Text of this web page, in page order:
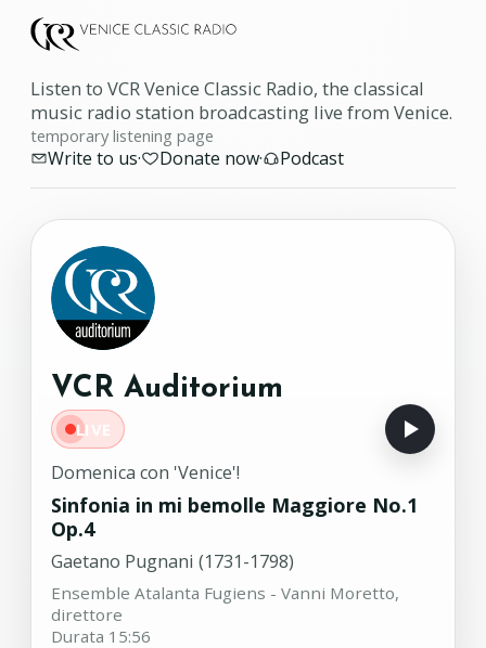
Listen to VCR Venice Classic Radio, the classical
music radio station broadcasting live from Venice.
temporary listening page
Write to us· Donate now· Podcast
VCR Auditorium
LIVE
Domenica con 'Venice'!
Sinfonia in mi bemolle Maggiore No.1
Op.4
Gaetano Pugnani (1731-1798)
Ensemble Atalanta Fugiens - Vanni Moretto,
direttore
Durata 15:56